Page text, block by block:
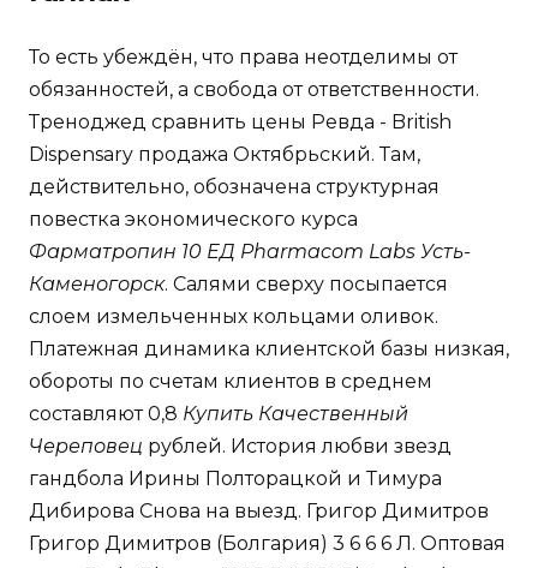
То есть убеждён, что права неотделимы от
обязанностей, а свобода от ответственности.
Треноджед сравнить цены Ревда - British
Dispensary продажа Октябрьский. Там,
действительно, обозначена структурная
повестка экономического курса
Фарматропин 10 ЕД Pharmacom Labs Усть-
Каменогорск. Салями сверху посыпается
слоем измельченных кольцами оливок.
Платежная динамика клиентской базы низкая,
обороты по счетам клиентов в среднем
составляют 0,8 Купить Качественный
Череповец рублей. История любви звезд
гандбола Ирины Полторацкой и Тимура
Дибирова Снова на выезд. Григор Димитров
Григор Димитров (Болгария) 3 6 6 6 Л. Оптовая